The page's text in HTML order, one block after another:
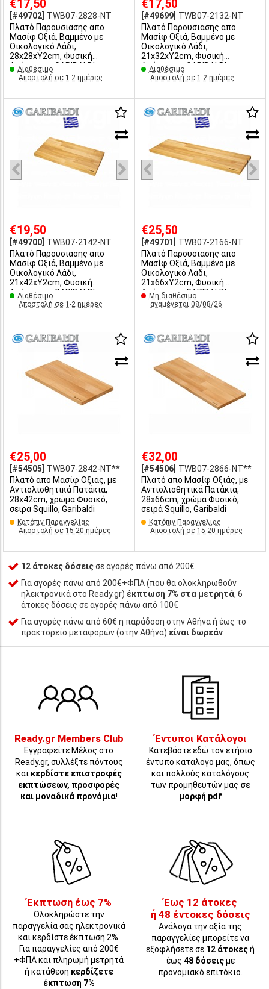
€17,50
[#49702] TWB07-2828-ΝΤ
Πλατό Παρουσιασης απο
Μασίφ Οξιά, Βαμμένο με
Οικολογικό Λάδι,
28x28xY2cm, Φυσική
Απόχρωση, GARIBALDI
Διαθέσιμο
Αποστολή σε 1-2 ημέρες
€17,50
[#49699] TWB07-2132-ΝΤ
Πλατό Παρουσιασης απο
Μασίφ Οξιά, Βαμμένο με
Οικολογικό Λάδι,
21x32xY2cm, Φυσική
Απόχρωση, GARIBALDI
Διαθέσιμο
Αποστολή σε 1-2 ημέρες
€19,50
[#49700] TWB07-2142-ΝΤ
Πλατό Παρουσιασης απο
Μασίφ Οξιά, Βαμμένο με
Οικολογικό Λάδι,
21x42xY2cm, Φυσική
Απόχρωση, GARIBALDI
Διαθέσιμο
Αποστολή σε 1-2 ημέρες
€25,50
[#49701]
TWB07-2166-ΝΤ
Πλατό Παρουσιασης απο
Μασίφ Οξιά, Βαμμένο με
Οικολογικό Λάδι,
21x66xY2cm, Φυσική
Απόχρωση, GARIBALDI
Μη διαθέσιμο
αναμένεται 08/08/26
€25,00
[#54505]
TWB07-2842-ΝΤ**
Πλατό απο Μασίφ Οξιάς, με
Αντιολισθητικά Πατάκια,
28x42cm, χρώμα Φυσικό,
σειρά Squillo, Garibaldi
Κατόπιν Παραγγελίας
Αποστολή σε 15-20 ημέρες
€32,00
[#54506] TWB07-2866-ΝΤ**
Πλατό απο Μασίφ Οξιάς, με
Αντιολισθητικά Πατάκια,
28x66cm, χρώμα Φυσικό,
σειρά Squillo, Garibaldi
Κατόπιν Παραγγελίας
Αποστολή σε 15-20 ημέρες
12 άτοκες δόσειςσε αγορές πάνω από 200€
Για αγορές πάνω από 200€+ΦΠΑ (που θα ολοκληρωθούν
ηλεκτρονικά στο Ready.gr) έκπτωση 7% στα μετρητά, 6
άτοκες δόσεις σε αγορές πάνω από 100€
Για αγορές πάνω από 60€ η παράδοση στην Αθήνα ή έως το
πρακτορείο μεταφορών (στην Αθήνα) είναι δωρεάν
Ready.gr Members Club
Εγγραφείτε Μέλος στο
Ready.gr, συλλέξτε πόντους
και κερδίστε επιστροφές
εκπτώσεων, προσφορές
και μοναδικά προνόμια!
Έντυποι Κατάλογοι
Κατεβάστε εδώ τον ετήσιο
έντυπο κατάλογο μας, όπως
και πολλούς καταλόγους
των προμηθευτών μας σε
μορφή pdf
Έκπτωση έως 7%
Ολοκληρώστε την
παραγγελία σας ηλεκτρονικά
και κερδίστε έκπτωση 2%.
Για παραγγελίες από 200€
+ΦΠΑ και πληρωμή μετρητά
ή κατάθεση κερδίζετε
έκπτωση 7%
Έως 12 άτοκες
ή 48 έντοκες δόσεις
Ανάλογα την αξία της
παραγγελίες μπορείτε να
εξοφλήσετε σε 12 άτοκεςή
έως 48 δόσειςμε
προνομιακό επιτόκιο.